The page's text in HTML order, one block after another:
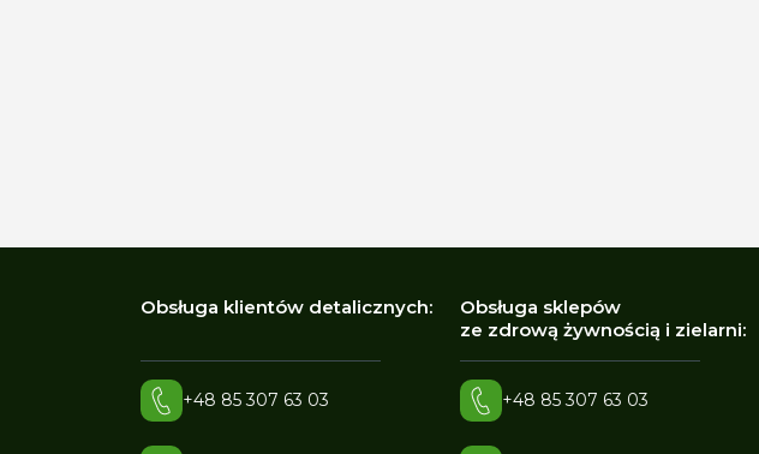
Obsługa klientów detalicznych:
+48 85 307 63 03
Obsługa sklepów
ze zdrową żywnością i zielarni:
+48 85 307 63 03